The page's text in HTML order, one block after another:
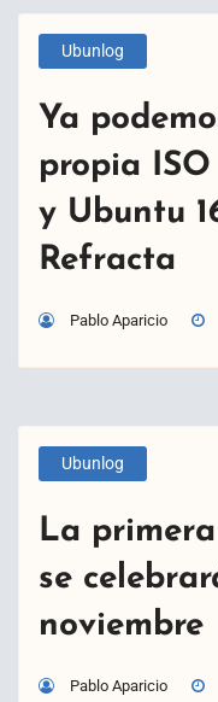
Ubunlog
Ya
propia
y Ubuntu
Refracta
Pablo Aparicio
Ubunlog
La
se
noviembre
Pablo Aparicio